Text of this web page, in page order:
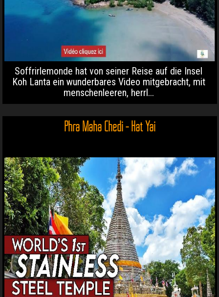
Soffrirlemonde hat von seiner Reise auf die Insel
Koh Lanta ein wunderbares Video mitgebracht, mit
menschenleeren, herrl...
Phra Maha Chedi - Hat Yai